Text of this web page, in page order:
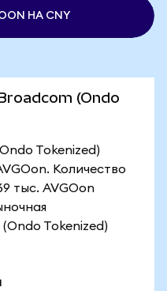
НА CNY
Broadcom (Ondo
Tokenized)
Количество
тыс. AVGOon
Tokenized)